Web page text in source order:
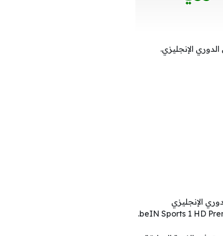
الإنجليزي.
الإنجليزي